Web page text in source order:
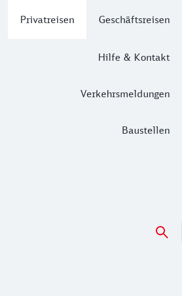
Privatreisen Geschäftsreisen
Hilfe & Kontakt
Verkehrsmeldungen
Baustellen